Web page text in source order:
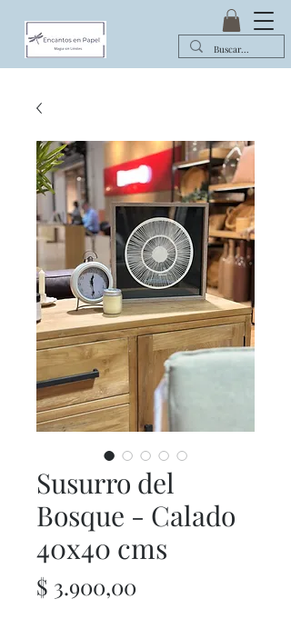
Susurro del
Bosque - Calado
40x40 cms
$ 3.900,00